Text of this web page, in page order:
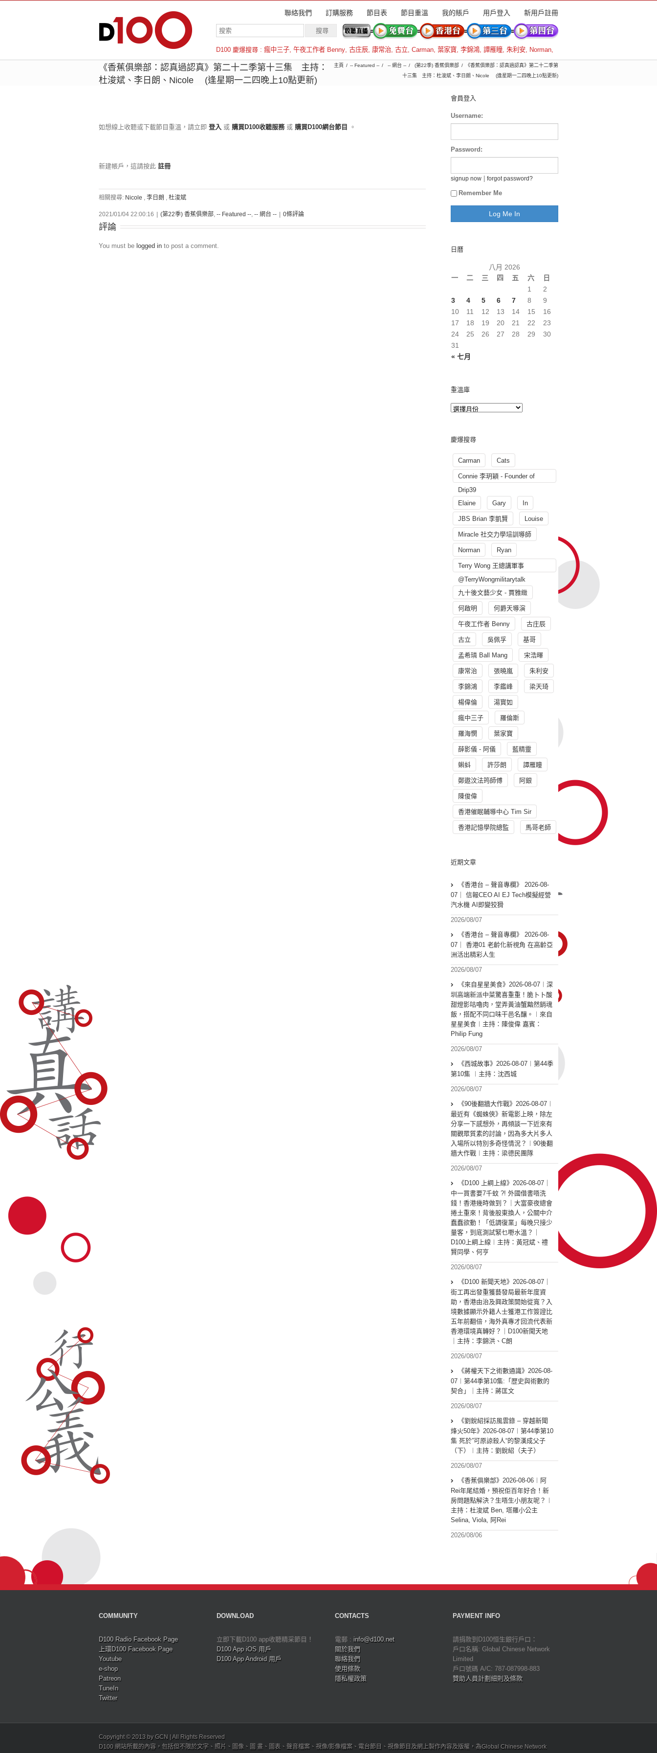
聯絡我們 訂購服務 節目表 節目重溫 我的賬戶 用戶登入 新用戶註冊
D100 慶爆搜尋 : 瘋中三子, 午夜工作者 Benny, 古庄辰, 康常治, 古立, Carman, 葉家寶, 李錦鴻, 譚雁瞳, 朱利安, Norman,
羅倫斯
《香蕉俱樂部：認真過認真》第二十二季第十三集 主持：
杜浚斌、李日朗、Nicole (逢星期一二四晚上10點更新)
主頁 -- Featured -- -- 網台 -- (第22季) 香蕉俱樂部
《香蕉俱樂部：認真過認真》第二十二季第
十三集 主持：杜浚斌、李日朗、Nicole (逢星期一二四晚上10點更新)
如想線上收聽或下載節目重溫，請立即 登入 或 購買D100收聽服務 或 購買D100網台節目 。
新建帳戶，這請按此 註冊
相關搜尋: Nicole , 李日朗 , 杜浚斌
2021/01/04 22:00:16 (第22季) 香蕉俱樂部, -- Featured --, -- 網台 -- 0條評論
評論
You must be logged in to post a comment.
會員登入
Username:
Password:
signup now forgot password?
Remember Me
日曆
八月 2026
一
二 三 四 五 六 日
« 七月
1
2
3
4 5 6 7 8
9
10
11 12 13 14 15
16
17
18 19 20 21 22
23
24
25 26 27 28 29
30
31
重溫庫
慶爆搜尋
Carman Cats
Connie 李玥穎 - Founder of
Drip39
Elaine
Gary In
JBS Brian 李凱賢 Louise
Miracle 社交力學培訓導師
Norman Ryan
Terry Wong 王總講軍事
@TerryWongmilitarytalk
九十後文藝少女 - 賈雅緻
何啟明 何爵天導演
午夜工作者 Benny 古庄辰
古立 吳佩孚 基哥
孟希璘 Ball Mang 宋浩暉
康常治 張曉嵐 朱利安
李錦鴻 李鑑峰 梁天琦
楊偉倫 湯寳如
瘋中三子 羅倫斯
羅海憫 葉家寶
薛影儀 - 阿儀 藍精靈
蝌蚪 許莎朗 譚雁瞳
鄭遨汶法筠師傅 阿銀
陳俊偉
香港催眠輔導中心 Tim Sir
香港記憶學院總監 馬哥老師
近期文章
《香港台 – 聲音專欄》 2026-08-
07｜ 信報CEO AI EJ Tech模擬經營
汽水機 AI即變狡猾
2026/08/07
《香港台 – 聲音專欄》 2026-08-
07｜ 香港01 老齡化新視角 在高齡亞
洲活出精彩人生
2026/08/07
《來自星星美食》2026-08-07︱深
圳高端新派中菜驚喜重重！脆卜卜酸
甜燈影咕嚕肉，堂弄黃油蟹黯然銷魂
飯，搭配不同口味干邑名釀。︱來自
星星美食︱主持：陳俊偉 嘉賓：
Philip Fung
2026/08/07
《西城故事》2026-08-07︱第44季
第10集 ︱主持：沈西城
2026/08/07
《90後翻牆大作戰》2026-08-07︱
最近有《蜘蛛俠》新電影上映，除左
分享一下感想外，再傾談一下近來有
關觀眾質素的討論，因為多大片多人
入場所以特別多奇怪情況？︱90後翻
牆大作戰︱主持：梁德民團隊
2026/08/07
《D100 上綱上線》2026-08-07｜
中一買書要7千蚊 ?! 外國借書唔洗
錢！香港幾時做到？｜大富豪夜總會
捲土重來！背後股東換人，公關中介
蠢蠢欲動！「低調復業」每晚只接少
量客，到底測試緊乜嘢水溫？｜
D100上綱上線︱主持：黃冠斌、禮
賢同學、何亨
2026/08/07
《D100 新聞天地》2026-08-07｜
街工再出發重獲藝發局最新年度資
助，香港由治及興政策開始從寬？入
境數據顯示外籍人士獲港工作簽證比
五年前翻倍，海外真專才回流代表新
香港環境真轉好？｜D100新聞天地
｜主持：李錦洪、C朗
2026/08/07
《蔣權天下之術數通識》2026-08-
07︱第44季第10集:「歴史與術數的
契合」｜主持：蔣匡文
2026/08/07
《劉銳紹採訪風雲錄 – 穿越新聞
烽火50年》2026-08-07︱第44季第10
集 死於”可原諒殺人“的黎漢成父子
（下）︱主持：劉銳紹（夫子）
2026/08/07
《香蕉俱樂部》2026-08-06︱阿
Rei年尾結婚，預祝佢百年好合！新
房問題點解決？生唔生小朋友呢？︱
主持：杜浚斌 Ben, 塔羅小公主
Selina, Viola, 阿Rei
2026/08/06
COMMUNITY
D100 Radio Facebook Page
上環D100 Facebook Page
Youtube
e-shop
Patreon
TuneIn
Twitter
DOWNLOAD
立即下載D100 app收聽精采節目！
D100 App iOS 用戶
D100 App Android 用戶
CONTACTS
電郵 : info@d100.net
關於我們
聯絡我們
使用條款
隱私權政策
PAYMENT INFO
請捐款到D100恒生銀行戶口：
戶口名稱: Global Chinese Network
Limited
戶口號碼 A/C: 787-087998-883
贊助人員計劃細則及條款
Copyright © 2013 by GCN | All Rights Reserved
D100 網站所載的內容，包括但不限於文字、照片、圖像、圖 畫、圖表、聲音檔案、視像/影像檔案、電台節目、視像節目及網上製作內容及版權，為Global Chinese Network